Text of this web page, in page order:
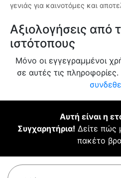
γενιάς για καινοτόμες και
Αξιολογήσεις από
ιστότοπους
Μόνο οι εγγεγραμμένοι
σε αυτές τις πληροφορίες.
Αυτή είναι η
Συγχαρητήρια! Δείτε πώς
πακέτο